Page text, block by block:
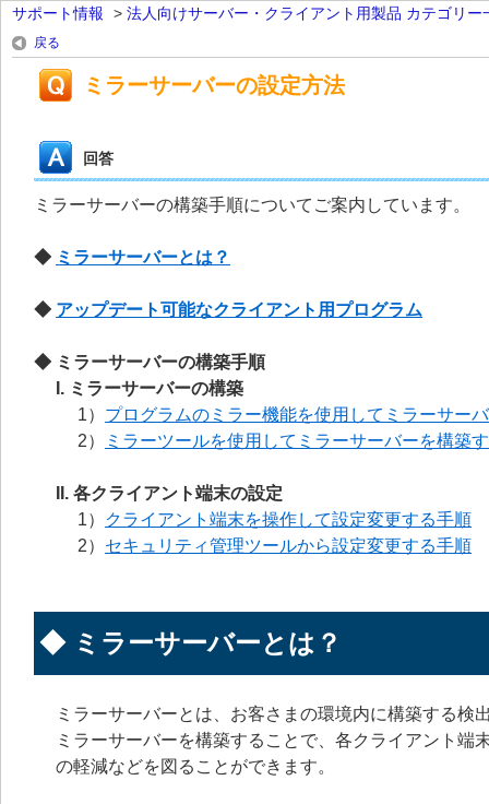
サポート情報 > 法人向けサーバー・クライアント用製品 カテゴリー
戻る
ミラーサーバーの設定方法
回答
ミラーサーバーの構築手順についてご案内しています。
◆ ミラーサーバーとは？
◆ アップデート可能なクライアント用プログラム
◆ ミラーサーバーの構築手順
I. ミラーサーバーの構築
1） プログラムのミラー機能を使用してミラーサー
2）
ミラーツールを使用してミラーサーバーを構築
II. 各クライアント端末の設定
1）
クライアント端末を操作して設定変更する手順
2） セキュリティ管理ツールから設定変更する手順
◆ ミラーサーバーとは？
ミラーサーバーとは、お客さまの環境内に構築する検
ミラーサーバーを構築することで、各クライアント
の軽減などを図ることができます。